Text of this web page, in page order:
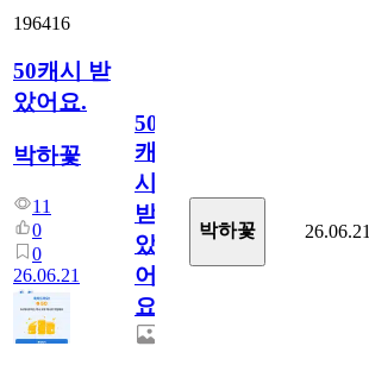
196416
50캐시 받
았어요.
박하꽃
11
0
0
26.06.21
50
캐
시
받
았
어
요.
박하꽃 26.06.21